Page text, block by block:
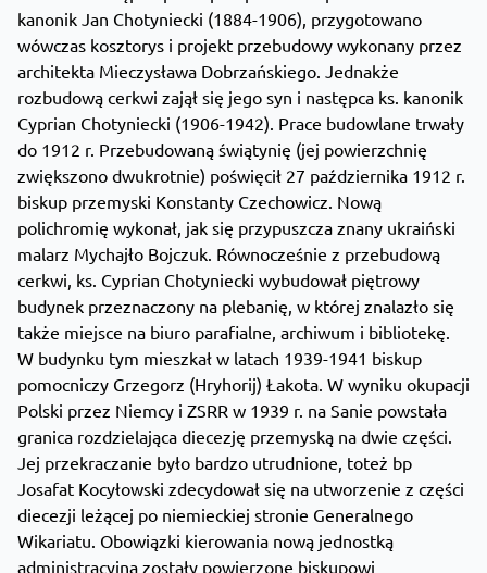
kanonik Jan Chotyniecki (1884-1906), przygotowano
wówczas kosztorys i projekt przebudowy wykonany przez
architekta Mieczysława Dobrzańskiego. Jednakże
rozbudową cerkwi zajął się jego syn i następca ks. kanonik
Cyprian Chotyniecki (1906-1942). Prace budowlane trwały
do 1912 r. Przebudowaną świątynię (jej powierzchnię
zwiększono dwukrotnie) poświęcił 27 października 1912 r.
biskup przemyski Konstanty Czechowicz. Nową
polichromię wykonał, jak się przypuszcza znany ukraiński
malarz Mychajło Bojczuk. Równocześnie z przebudową
cerkwi, ks. Cyprian Chotyniecki wybudował piętrowy
budynek przeznaczony na plebanię, w której znalazło się
także miejsce na biuro parafialne, archiwum i bibliotekę.
W budynku tym mieszkał w latach 1939-1941 biskup
pomocniczy Grzegorz (Hryhorij) Łakota. W wyniku okupacji
Polski przez Niemcy i ZSRR w 1939 r. na Sanie powstała
granica rozdzielająca diecezję przemyską na dwie części.
Jej przekraczanie było bardzo utrudnione, toteż bp
Josafat Kocyłowski zdecydował się na utworzenie z części
diecezji leżącej po niemieckiej stronie Generalnego
Wikariatu. Obowiązki kierowania nową jednostką
administracyjną zostały powierzone biskupowi